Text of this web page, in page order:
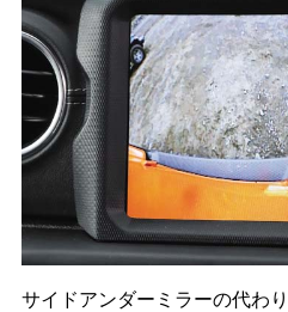
サイドアンダーミラーの代わ